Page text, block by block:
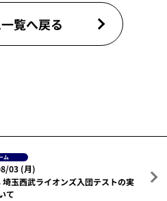
覧へ戻る
ム
03 (月)
埼玉西武ライオンズ入団テストの実
て